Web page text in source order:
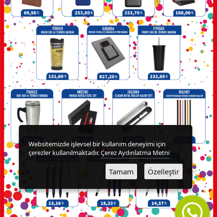
KALEMLİKLER
KARTVİZİTLİKLER
KİBRİTLER
KIRTASİYE
KÜP
BLOKNOTLAR
MAGNETLER
MAGSAFE
KARTLIK
Websitemizde işlevsel bir kullanım deneyimi için
çerezler kullanılmaktadır.Çerez Aydınlatma Metni
Tamam Özelleştir